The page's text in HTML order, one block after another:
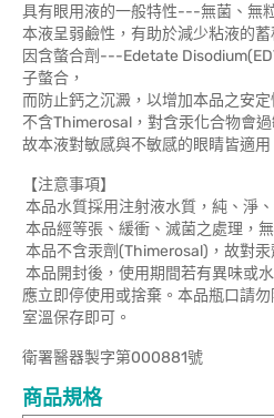
具有眼用液的一般特性---無菌、無
本液呈弱鹼性，有助於減少粘液的蓄
因含螫合劑---Edetate
子螫合，
而防止鈣之沉澱，以增加本品之安定
不含Thimerosal，對含汞化合物會過
故本液對敏感與不敏感的眼睛皆適用
【注意事項】
本品水質採用注射液水質，純、淨
本品經等張、緩衝、滅菌之處理，
本品不含汞劑(Thimerosal)，故對
本品開封後，使用期間若有異味或
應立即停使用或捨棄。本品瓶口請
室溫保存即可。
衛署醫器製字第000881號
商品規格